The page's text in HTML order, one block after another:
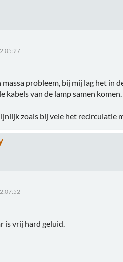
probleem, bij mij lag het in
kabels van de lamp samen komen.
zoals bij vele het recirculatie
is vrij hard geluid.